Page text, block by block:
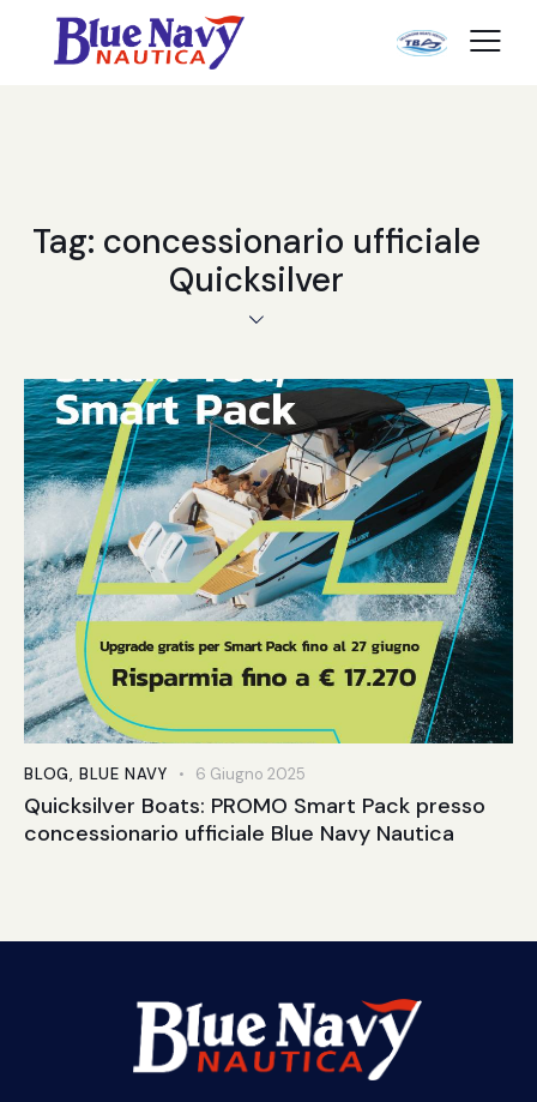
Tag: concessionario ufficiale
Quicksilver
BLOG, BLUE NAVY 6 Giugno 2025
Quicksilver Boats: PROMO Smart Pack presso
concessionario ufficiale Blue Navy Nautica